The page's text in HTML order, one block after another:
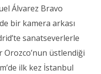
Álvarez Bravo
bir kamera arkası
sanatseverlerle
üstlendiği
ilk kez İstanbul